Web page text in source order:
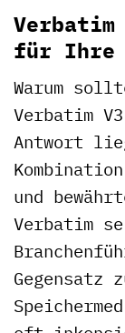
für Ihre
Warum
Verbatim
Antwort
und
Verbatim
Gegensatz